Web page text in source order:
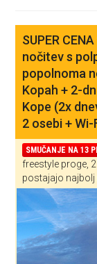
SUPER
nočitev s
popolnoma
Kopah + 2-
Kope (2x
2 osebi +
SMUČANJE NA 13
freestyle proge,
postajajo najbolj